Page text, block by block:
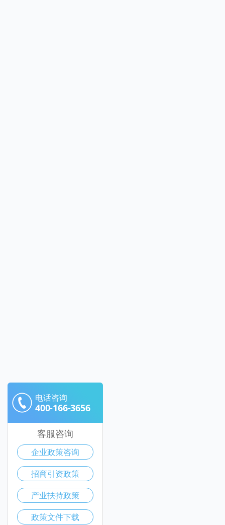
电话咨询
400-166-3656
客服咨询
企业政策咨询
招商引资政策
产业扶持政策
政策文件下载